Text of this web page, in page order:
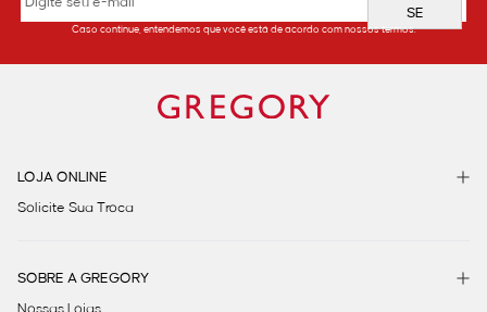
SE
Caso continue, entendemos que você está de acordo com nossos termos.
LOJA ONLINE
Solicite Sua Troca
SOBRE A GREGORY